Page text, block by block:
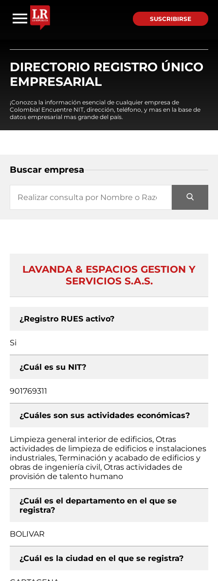
SUSCRIBIRSE
DIRECTORIO REGISTRO ÚNICO
EMPRESARIAL
¡Conozca la información esencial de cualquier empresa de
Colombia! Encuentre NIT, dirección, teléfono, y mas en la base de
datos empresarial mas grande del país.
Buscar empresa
LAVANDA & ESPACIOS GESTION Y
SERVICIOS S.A.S.
¿Registro RUES activo?
Si
¿Cuál es su NIT?
901769311
¿Cuáles son sus actividades económicas?
Limpieza general interior de edificios, Otras
actividades de limpieza de edificios e instalaciones
industriales, Terminación y acabado de edificios y
obras de ingeniería civil, Otras actividades de
provisión de talento humano
¿Cuál es el departamento en el que se
registra?
BOLIVAR
¿Cuál es la ciudad en el que se registra?